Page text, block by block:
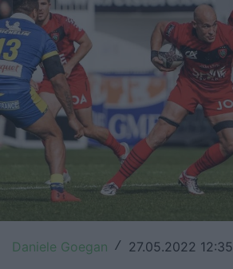
Internazionale
6 Nazioni
United Rugby Championship
Top14
Premiership
Champions Cup
Challenge Cup
World Rugby
Daniele Goegan / 27.05.2022 12:35